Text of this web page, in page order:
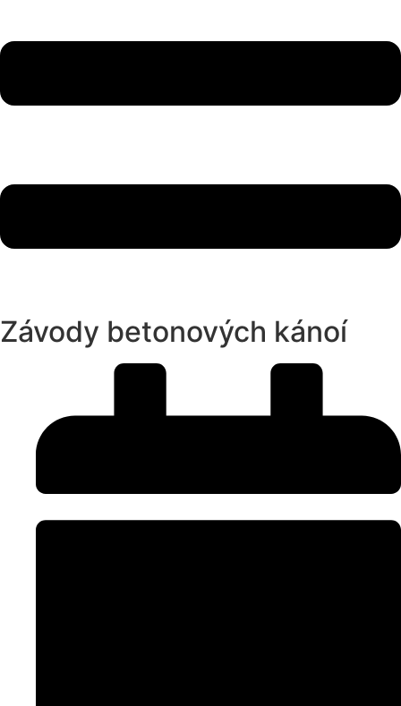
Závody betonových kánoí